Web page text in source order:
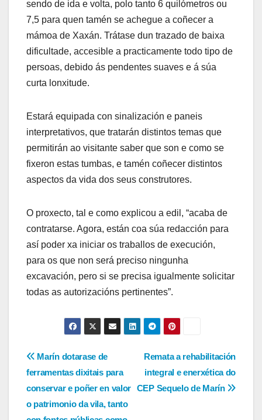
sendo de ida e volta, polo tanto 6 quilómetros ou
7,5 para quen tamén se achegue a coñecer a
mámoa de Xaxán. Trátase dun trazado de baixa
dificultade, accesible a practicamente todo tipo de
persoas, debido ás pendentes suaves e á súa
curta lonxitude.
Estará equipada con sinalización e paneis
interpretativos, que tratarán distintos temas que
permitirán ao visitante saber que son e como se
fixeron estas tumbas, e tamén coñecer distintos
aspectos da vida dos seus construtores.
O proxecto, tal e como explicou a edil, “acaba de
contratarse. Agora, están coa súa redacción para
así poder xa iniciar os traballos de execución,
para os que non será preciso ningunha
excavación, pero si se precisa igualmente solicitar
todas as autorizacións pertinentes”.
Navegación
de
entradas
Remata a rehabilitación
integral e enerxética do
CEP Sequelo de Marín
Marín dotarase de
ferramentas dixitais para
conservar e poñer en valor
o patrimonio da vila, tanto